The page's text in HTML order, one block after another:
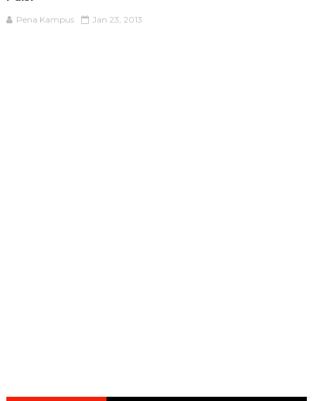
Pena Kampus Jan 23, 2013